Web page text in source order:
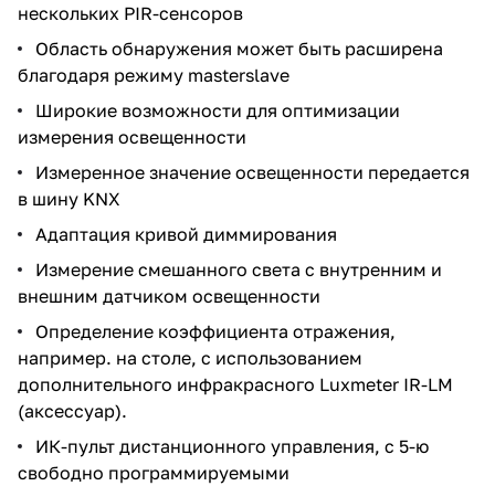
нескольких PIR-сенсоров
Область обнаружения может быть расширена
благодаря режиму masterslave
Широкие возможности для оптимизации
измерения освещенности
Измеренное значение освещенности передается
в шину KNX
Адаптация кривой диммирования
Измерение смешанного света с внутренним и
внешним датчиком освещенности
Определение коэффициента отражения,
например. на столе, с использованием
дополнительного инфракрасного Luxmeter IR-LM
(аксессуар).
ИК-пульт дистанционного управления, с 5-ю
свободно программируемыми